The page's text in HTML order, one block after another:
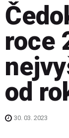
roce
od
30. 03. 2023